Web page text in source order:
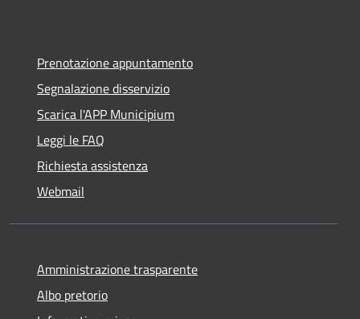
Prenotazione appuntamento
Segnalazione disservizio
Scarica l'APP Municipium
Leggi le FAQ
Richiesta assistenza
Webmail
Amministrazione trasparente
Albo pretorio